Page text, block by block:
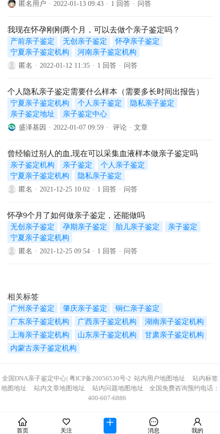
匿名用户 · 2022-01-13 09:43 · 1 回答 · 问答
我现在怀孕刚刚两个月，可以去做个亲子鉴定吗？
产前亲子鉴定 无创亲子鉴定
怀孕亲子鉴定
宁夏亲子鉴定机构
河南亲子鉴定机构
匿名 · 2022-01-12 11:35 · 1 回答 · 问答
个人隐私亲子鉴定需要什么样本（需要多长时间出报告）
宁夏亲子鉴定机构 个人亲子鉴定
隐私亲子鉴定
亲子鉴定地址
亲子鉴定中心
盛泽基因 · 2022-01-07 09:59 · 评论 · 文章
曾经输过别人的血,现在可以采集血液样本做亲子鉴定吗
亲子鉴定机构 亲子鉴定
个人亲子鉴定
宁夏亲子鉴定机构
隐私亲子鉴定
匿名 · 2021-12-25 10:02 · 1 回答 · 问答
怀孕9个月了如何做亲子鉴定，还能做吗
无创亲子鉴定 孕期亲子鉴定 胎儿亲子鉴定
亲子鉴定
宁夏亲子鉴定机构
匿名 · 2021-12-25 09:54 · 1 回答 · 问答
相关标签
广州亲子鉴定 肇庆亲子鉴定
铜仁亲子鉴定
广东亲子鉴定机构
广西亲子鉴定机构
湖南亲子鉴定机构
上海亲子鉴定机构
山东亲子鉴定机构
甘肃亲子鉴定机构
内蒙古亲子鉴定机构
全国DNA亲子鉴定中心| 粤ICP备20056530号-2 站内用户地图地址
站内标签
地图地址
站内文章地图地址 站内问题地图地址
全国免费咨询预约电话：
400-607-6886
首页 关注 消息 我的